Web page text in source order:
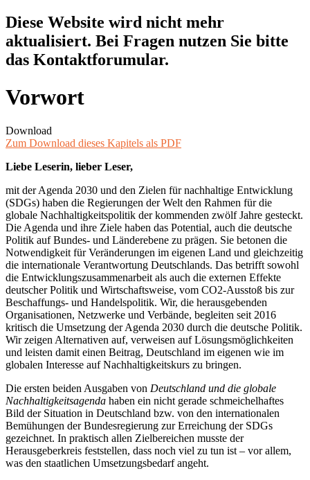
Diese Website wird nicht mehr
aktualisiert. Bei Fragen nutzen Sie bitte
das Kontaktforumular.
Vorwort
Download
Zum Download dieses Kapitels als PDF
Liebe Leserin, lieber Leser,
mit der Agenda 2030 und den Zielen für nachhaltige Entwicklung
(SDGs) haben die Regierungen der Welt den Rahmen für die
globale Nachhaltigkeitspolitik der kommenden zwölf Jahre gesteckt.
Die Agenda und ihre Ziele haben das Potential, auch die deutsche
Politik auf Bundes- und Länderebene zu prägen. Sie betonen die
Notwendigkeit für Veränderungen im eigenen Land und gleichzeitig
die internationale Verantwortung Deutschlands. Das betrifft sowohl
die Entwicklungszusammenarbeit als auch die externen Effekte
deutscher Politik und Wirtschaftsweise, vom CO2-Ausstoß bis zur
Beschaffungs- und Handelspolitik. Wir, die herausgebenden
Organisationen, Netzwerke und Verbände, begleiten seit 2016
kritisch die Umsetzung der Agenda 2030 durch die deutsche Politik.
Wir zeigen Alternativen auf, verweisen auf Lösungsmöglichkeiten
und leisten damit einen Beitrag, Deutschland im eigenen wie im
globalen Interesse auf Nachhaltigkeitskurs zu bringen.
Die ersten beiden Ausgaben von Deutschland und die globale
Nachhaltigkeitsagenda haben ein nicht gerade schmeichelhaftes
Bild der Situation in Deutschland bzw. von den internationalen
Bemühungen der Bundesregierung zur Erreichung der SDGs
gezeichnet. In praktisch allen Zielbereichen musste der
Herausgeberkreis feststellen, dass noch viel zu tun ist – vor allem,
was den staatlichen Umsetzungsbedarf angeht.